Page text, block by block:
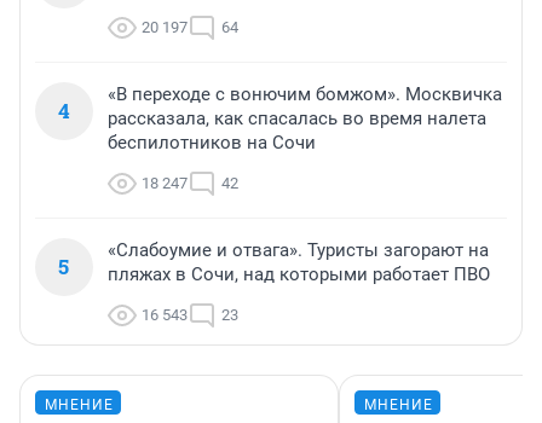
20 197 64
4
«В переходе с вонючим бомжом». Москвичка
рассказала, как спасалась во время налета
беспилотников на Сочи
18 247 42
5
«Слабоумие и отвага». Туристы загорают на
пляжах в Сочи, над которыми работает ПВО
16 543 23
МНЕНИЕ МНЕНИЕ